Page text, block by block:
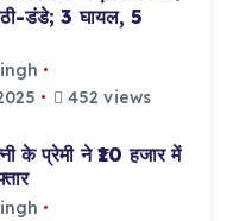
डंडे; 3 घायल, 5
452 views
के प्रेमी ने ₹10 हजार में